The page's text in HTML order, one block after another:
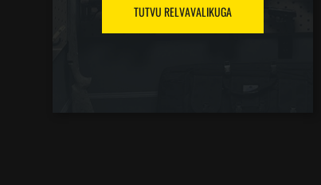
TUTVU RELVAVALIKUGA